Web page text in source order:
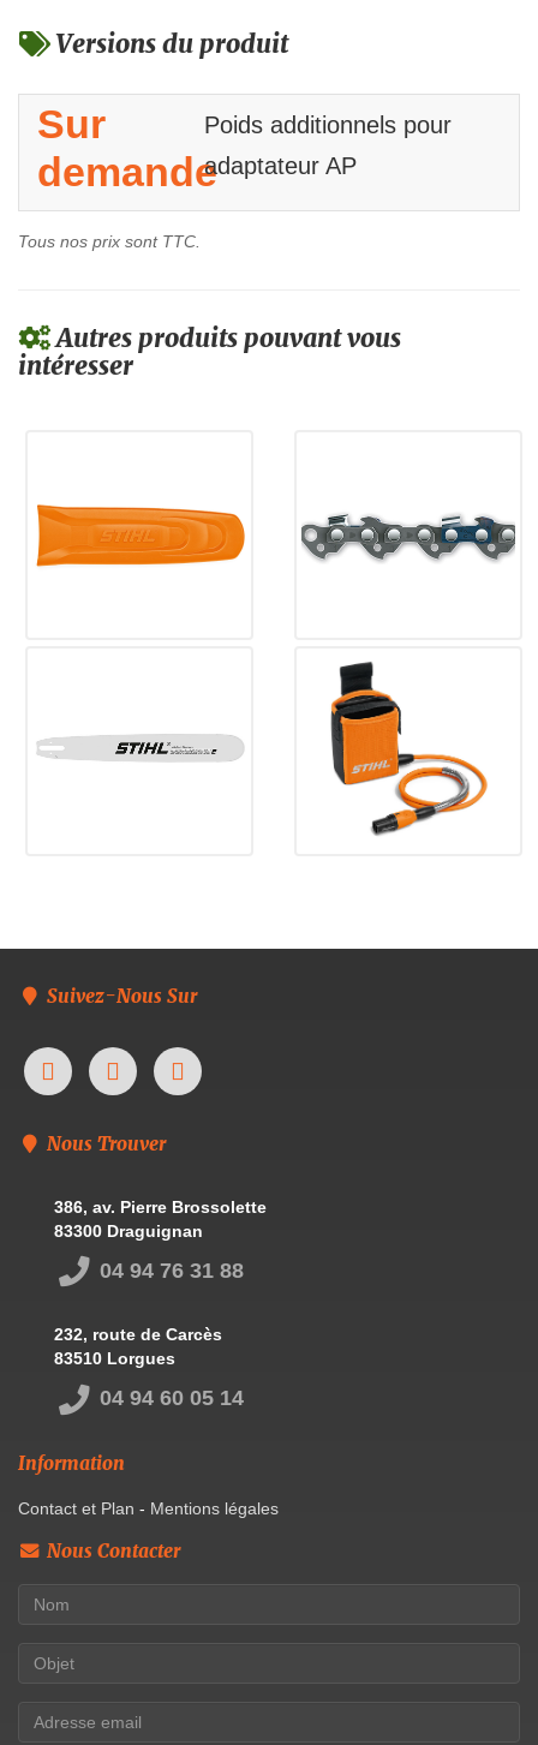
Versions du produit
Sur
demande
Poids additionnels pour
adaptateur AP
Tous nos prix sont TTC.
Autres produits pouvant vous
intéresser
Suivez-Nous Sur
Nous Trouver
386, av. Pierre Brossolette
83300 Draguignan
04 94 76 31 88
232, route de Carcès
83510 Lorgues
04 94 60 05 14
Information
Contact et Plan - Mentions légales
Nous Contacter